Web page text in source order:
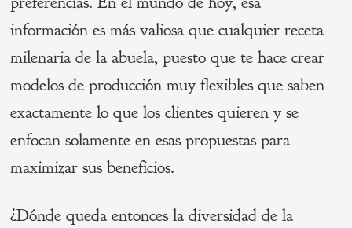
información es más valiosa que cualquier receta
milenaria de la abuela, puesto que te hace crear
modelos de producción muy flexibles que saben
exactamente lo que los clientes quieren y se
enfocan solamente en esas propuestas para
maximizar sus beneficios.
¿Dónde queda entonces la diversidad de la